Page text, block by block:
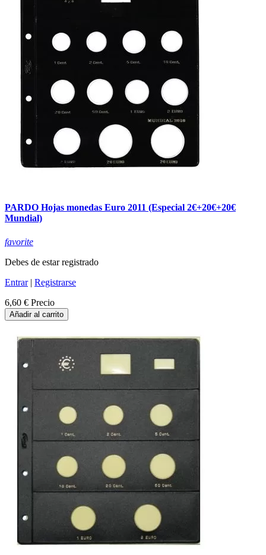
PARDO Hojas monedas Euro 2011 (Especial 2€+20€+20€
Mundial)
favorite
Debes de estar registrado
Entrar| Registrarse
6,60 € Precio
Añadir al carrito